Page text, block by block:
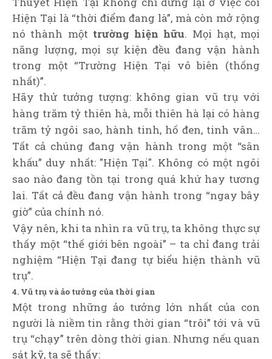
Hiện Tại là “thời điểm đang là”, mà còn mở rộng
nó thành một trường hiện hữu. Mọi hạt, mọi
năng lượng, mọi sự kiện đều đang vận hành
trong một “Trường Hiện Tại vô biên (thống
nhất)”.
Hãy thử tưởng tượng: không gian vũ trụ với
hàng trăm tỷ thiên hà, mỗi thiên hà lại có hàng
trăm tỷ ngôi sao, hành tinh, hố đen, tinh vân…
Tất cả chúng đang vận hành trong một “sân
khấu” duy nhất: "Hiện Tại". Không có một ngôi
sao nào đang tồn tại trong quá khứ hay tương
lai. Tất cả đều đang vận hành trong “ngay bây
giờ” của chính nó.
Vậy nên, khi ta nhìn ra vũ trụ, ta không thực sự
thấy một “thế giới bên ngoài” – ta chỉ đang trải
nghiệm “Hiện Tại đang tự biểu hiện thành vũ
trụ”.
4. Vũ trụ và ảo tưởng của thời gian
Một trong những ảo tưởng lớn nhất của con
người là niềm tin rằng thời gian “trôi” tới và vũ
trụ “chạy” trên dòng thời gian. Nhưng nếu quan
sát kỹ, ta sẽ thấy: